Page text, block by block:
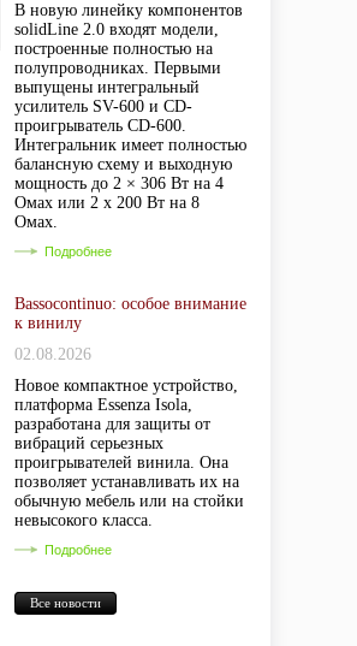
В новую линейку компонентов
solidLine 2.0 входят модели,
построенные полностью на
полупроводниках. Первыми
выпущены интегральный
усилитель SV-600 и CD-
проигрыватель CD-600.
Интегральник имеет полностью
балансную схему и выходную
мощность до 2 × 306 Вт на 4
Омах или 2 х 200 Вт на 8
Омах.
Подробнее
Bassocontinuo: особое внимание
к винилу
02.08.2026
Новое компактное устройство,
платформа Essenza Isola,
разработана для защиты от
вибраций серьезных
проигрывателей винила. Она
позволяет устанавливать их на
обычную мебель или на стойки
невысокого класса.
Подробнее
Все новости